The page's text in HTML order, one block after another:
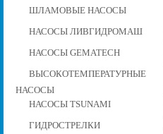
ШЛАМОВЫЕ НАСОСЫ
НАСОСЫ ЛИВГИДРОМАШ
НАСОСЫ GEMATECH
ВЫСОКОТЕМПЕРАТУРНЫЕ
НАСОСЫ
НАСОСЫ TSUNAMI
ГИДРОСТРЕЛКИ